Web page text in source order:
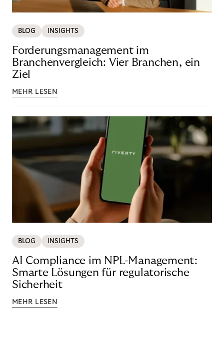
BLOG INSIGHTS
Forderungsmanagement im
Branchenvergleich: Vier Branchen, ein
Ziel
MEHR LESEN
BLOG INSIGHTS
AI Compliance im NPL-Management:
Smarte Lösungen für regulatorische
Sicherheit
MEHR LESEN